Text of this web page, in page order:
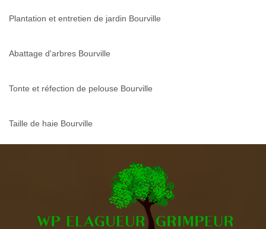
Plantation et entretien de jardin Bourville
Abattage d'arbres Bourville
Tonte et réfection de pelouse Bourville
Taille de haie Bourville